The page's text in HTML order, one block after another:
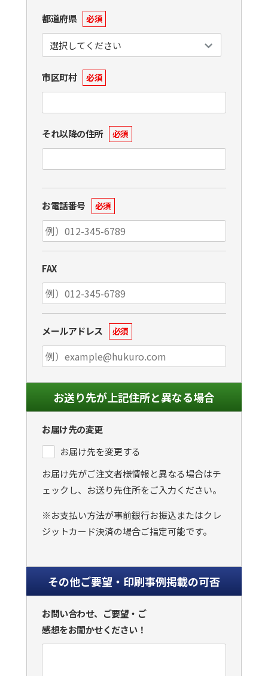
都道府県 必須
市区町村 必須
それ以降の住所 必須
お電話番号 必須
FAX
メールアドレス 必須
お送り先が上記住所と異なる場合
お届け先の変更
お届け先を変更する
お届け先がご注文者様情報と異なる場合はチ
ェックし、お送り先住所をご入力ください。
※お支払い方法が事前銀行お振込またはクレ
ジットカード決済の場合ご指定可能です。
その他ご要望・印刷事例掲載の可否
お問い合わせ、ご要望・ご
感想をお聞かせください！